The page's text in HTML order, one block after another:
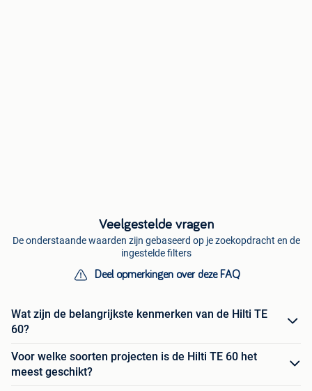
Veelgestelde vragen
De onderstaande waarden zijn gebaseerd op je zoekopdracht en de
ingestelde filters
Deel opmerkingen over deze FAQ
Wat zijn de belangrijkste kenmerken van de Hilti TE
60?
Voor welke soorten projecten is de Hilti TE 60 het
meest geschikt?